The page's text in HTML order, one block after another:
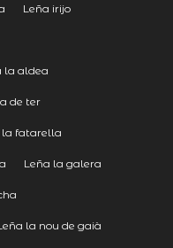
Leña irijo
la aldea
de ter
la fatarella
Leña la galera
la nou de gaià